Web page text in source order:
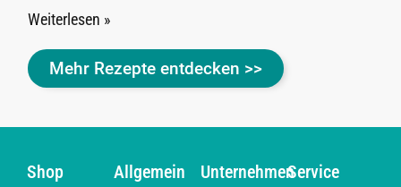
Weiterlesen »
Mehr Rezepte entdecken >>
Shop Allgemein UnternehmenService